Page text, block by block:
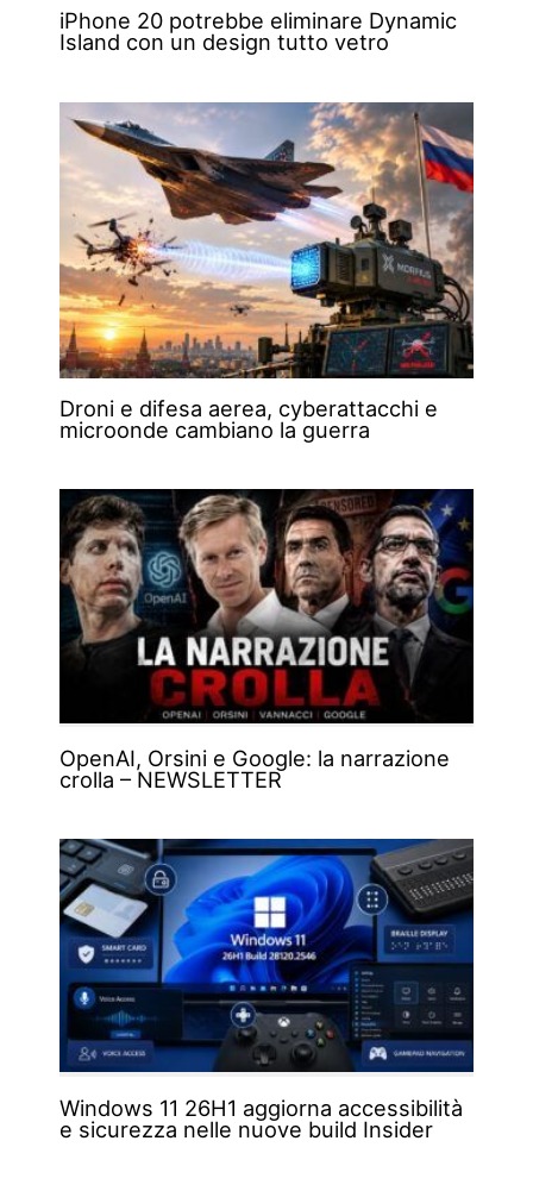
iPhone 20 potrebbe eliminare Dynamic
Island con un design tutto vetro
Droni e difesa aerea, cyberattacchi e
microonde cambiano la guerra
OpenAI, Orsini e Google: la narrazione
crolla – NEWSLETTER
Windows 11 26H1 aggiorna accessibilità
e sicurezza nelle nuove build Insider